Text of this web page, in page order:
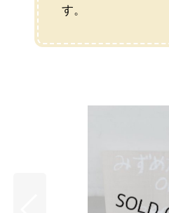
す。